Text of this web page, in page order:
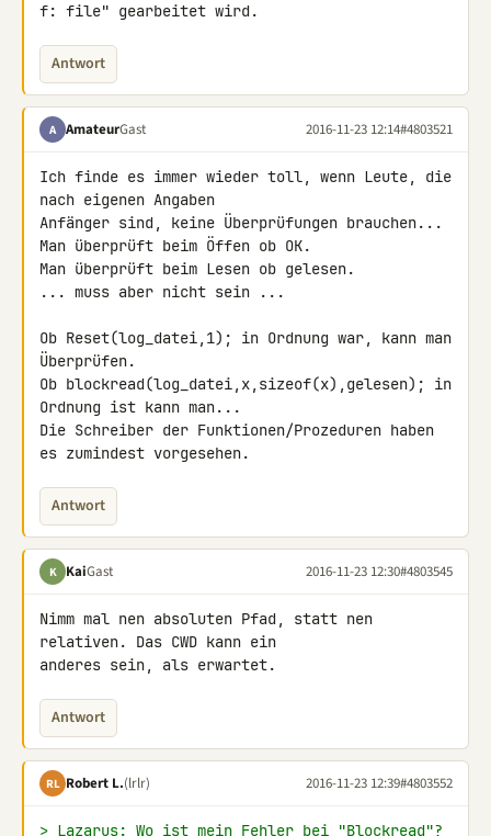
f: file" gearbeitet wird.
Antwort
A AmateurGast 2016-11-23 12:14#4803521
Ich finde es immer wieder toll, wenn Leute, die
nach eigenen Angaben
Anfänger sind, keine Überprüfungen brauchen...
Man überprüft beim Öffen ob OK.
Man überprüft beim Lesen ob gelesen.
... muss aber nicht sein ...
Ob Reset(log_datei,1); in Ordnung war, kann man
Überprüfen.
Ob blockread(log_datei,x,sizeof(x),gelesen); in
Ordnung ist kann man...
Die Schreiber der Funktionen/Prozeduren haben
es zumindest vorgesehen.
Antwort
K KaiGast 2016-11-23 12:30#4803545
Nimm mal nen absoluten Pfad, statt nen
relativen. Das CWD kann ein
anderes sein, als erwartet.
Antwort
RL Robert L.(lrlr) 2016-11-23 12:39#4803552
> Lazarus: Wo ist mein Fehler bei "Blockread"?